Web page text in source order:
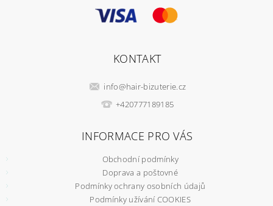
KONTAKT
info@hair-bizuterie.cz
+420777189185
INFORMACE PRO VÁS
Obchodní podmínky
Doprava a poštovné
Podmínky ochrany osobních údajů
Podmínky užívání COOKIES